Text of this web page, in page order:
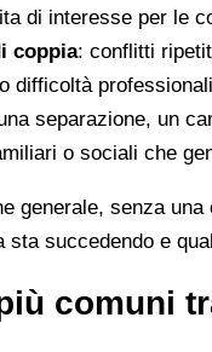
di interesse per le
coppia: conflitti
difficoltà
separazione, un
o sociali che
generale, senza
sta succedendo e
comuni